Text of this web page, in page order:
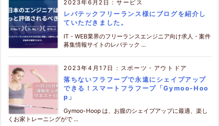
2023年6月2日 :サービス
レバテックフリーランス様にブログを紹介し
ていただきました。
IT・WEB業界のフリーランスエンジニア向け求人・案件
募集情報サイトのレバテック ...
2023年4月17日 : スポーツ・アウトドア
落ちないフラフープで永遠にシェイプアップ
できる！スマートフラフープ「Gymoo-Hoo
p」
Gymoo-Hoop は、お腹のシェイプアップに最適、楽し
くお家トレーニングがで ...